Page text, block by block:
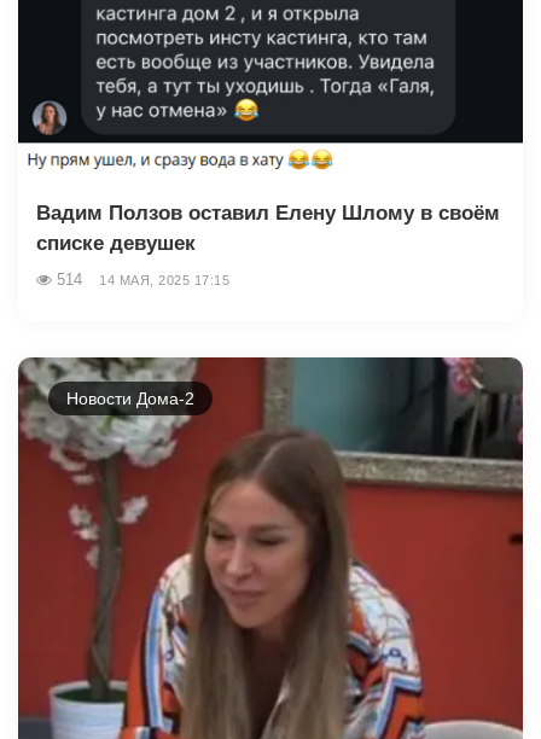
Вадим Ползов оставил Елену Шлому в своём
списке девушек
514 14 МАЯ, 2025 17:15
Новости Дома-2